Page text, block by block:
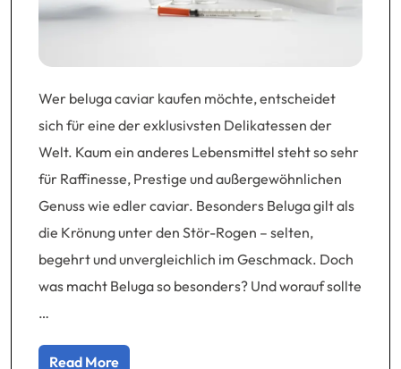
Wer beluga caviar kaufen möchte, entscheidet
sich für eine der exklusivsten Delikatessen der
Welt. Kaum ein anderes Lebensmittel steht so sehr
für Raffinesse, Prestige und außergewöhnlichen
Genuss wie edler caviar. Besonders Beluga gilt als
die Krönung unter den Stör-Rogen – selten,
begehrt und unvergleichlich im Geschmack. Doch
was macht Beluga so besonders? Und worauf sollte
…
Read More